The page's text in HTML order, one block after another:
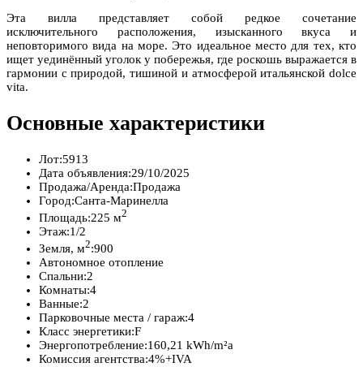
Эта вилла представляет собой редкое сочетание
исключительного расположения, изысканного вкуса и
неповторимого вида на море. Это идеальное место для тех, кто
ищет уединённый уголок у побережья, где роскошь выражается в
гармонии с природой, тишиной и атмосферой итальянской dolce
vita.
Основные характеристики
Лот:5913
Дата объявления:29/10/2025
Продажа/Аренда:Продажа
Город:Санта-Маринелла
Площадь:225 м2
Этаж:1/2
Земля, м2:900
Автономное отопление
Спальни:2
Комнаты:4
Ванные:2
Парковочные места / гараж:4
Класс энергетики:F
Энергопотребление:160,21 kWh/m²a
Комиссия агентства:4%+IVA